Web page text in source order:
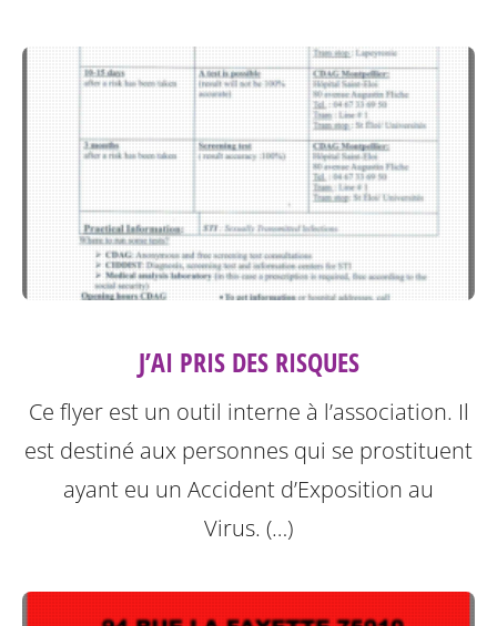
J’AI PRIS DES RISQUES
Ce flyer est un outil interne à l’association. Il
est destiné aux personnes qui se prostituent
ayant eu un Accident d’Exposition au
Virus. (…)